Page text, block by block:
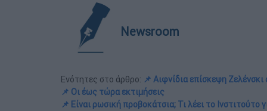
Newsroom
Ενότητες στο άρθρο: 📌 Αιφνίδια επίσκεψη
📌 Οι έως τώρα εκτιμήσεις
📌 Είναι ρωσική προβοκάτσια; Τι λέει το